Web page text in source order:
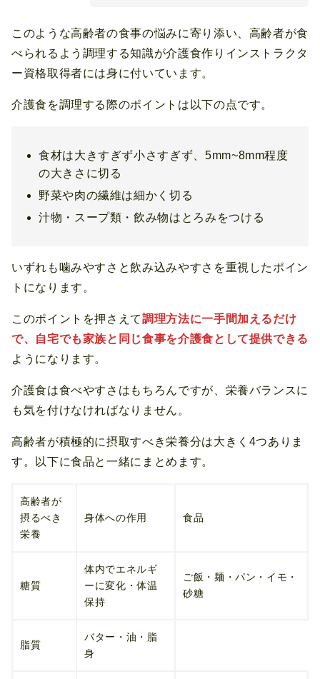
このような高齢者の食事の悩みに寄り添い、高齢者が食
べられるよう調理する知識が介護食作りインストラクタ
ー資格取得者には身に付いています。
介護食を調理する際のポイントは以下の点です。
食材は大きすぎず小さすぎず、5mm~8mm程度
の大きさに切る
野菜や肉の繊維は細かく切る
汁物・スープ類・飲み物はとろみをつける
いずれも噛みやすさと飲み込みやすさを重視したポイン
トになります。
このポイントを押さえて調理方法に一手間加えるだけ
で、自宅でも家族と同じ食事を介護食として提供できる
ようになります。
介護食は食べやすさはもちろんですが、栄養バランスに
も気を付けなければなりません。
高齢者が積極的に摂取すべき栄養分は大きく4つありま
す。以下に食品と一緒にまとめます。
高齢者が
摂るべき
栄養
身体への作用 食品
糖質
体内でエネルギ
ーに変化・体温
保持
ご飯・麺・パン・イモ・
砂糖
脂質
バター・油・脂
身